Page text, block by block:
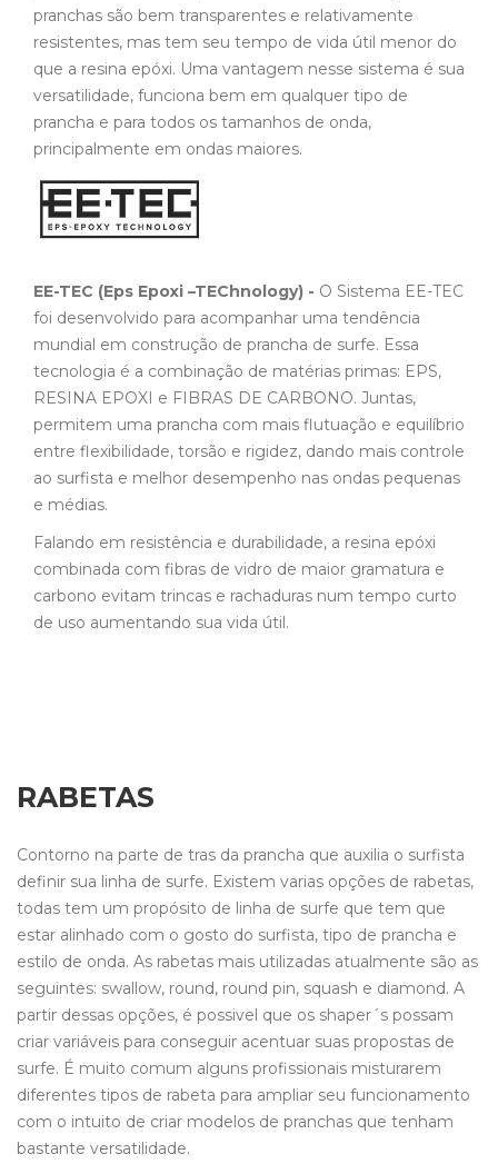
pranchas são bem transparentes e relativamente
resistentes, mas tem seu tempo de vida útil menor do
que a resina epóxi. Uma vantagem nesse sistema é sua
versatilidade, funciona bem em qualquer tipo de
prancha e para todos os tamanhos de onda,
principalmente em ondas maiores.
EE-TEC (Eps Epoxi –TEChnology) - O Sistema EE-TEC
foi desenvolvido para acompanhar uma tendência
mundial em construção de prancha de surfe. Essa
tecnologia é a combinação de matérias primas: EPS,
RESINA EPOXI e FIBRAS DE CARBONO. Juntas,
permitem uma prancha com mais flutuação e equilíbrio
entre flexibilidade, torsão e rigidez, dando mais controle
ao surfista e melhor desempenho nas ondas pequenas
e médias.
Falando em resistência e durabilidade, a resina epóxi
combinada com fibras de vidro de maior gramatura e
carbono evitam trincas e rachaduras num tempo curto
de uso aumentando sua vida útil.
RABETAS
Contorno na parte de tras da prancha que auxilia o surfista
definir sua linha de surfe. Existem varias opções de rabetas,
todas tem um propósito de linha de surfe que tem que
estar alinhado com o gosto do surfista, tipo de prancha e
estilo de onda. As rabetas mais utilizadas atualmente são as
seguintes: swallow, round, round pin, squash e diamond. A
partir dessas opções, é possivel que os shaper´s possam
criar variáveis para conseguir acentuar suas propostas de
surfe. É muito comum alguns profissionais misturarem
diferentes tipos de rabeta para ampliar seu funcionamento
com o intuito de criar modelos de pranchas que tenham
bastante versatilidade.